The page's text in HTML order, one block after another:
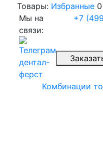
Товары: Избранные 0
Мы на
связи:
+7
Комбинации